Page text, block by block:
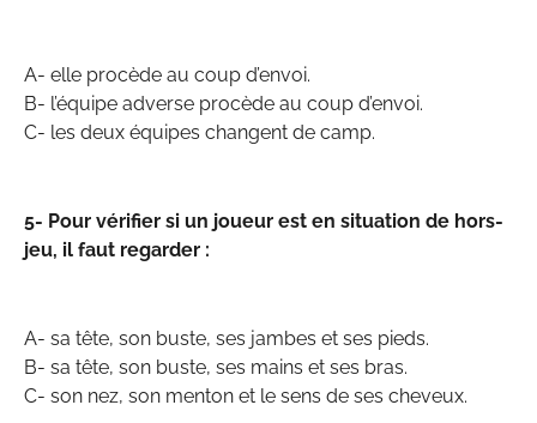
A- elle procède au coup d’envoi.
B- l’équipe adverse procède au coup d’envoi.
C- les deux équipes changent de camp.
5- Pour vérifier si un joueur est en situation de hors-
jeu, il faut regarder :
A- sa tête, son buste, ses jambes et ses pieds.
B- sa tête, son buste, ses mains et ses bras.
C- son nez, son menton et le sens de ses cheveux.